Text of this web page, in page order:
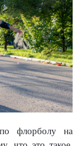
флорболу на